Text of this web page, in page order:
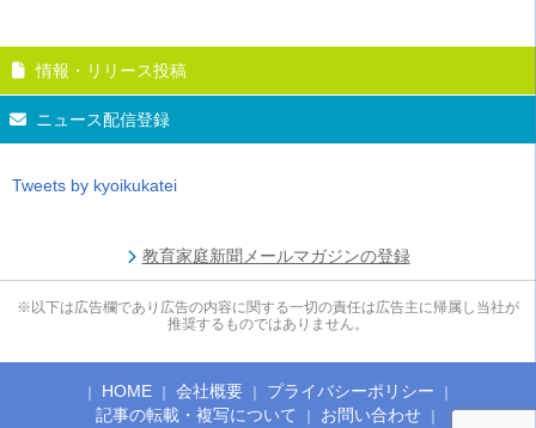
情報・リリース投稿
ニュース配信登録
Tweets by kyoikukatei
教育家庭新聞メールマガジンの登録
※以下は広告欄であり広告の内容に関する一切の責任は広告主に帰属し当社が
推奨するものではありません。
HOME 会社概要
プライバシーポリシー
記事の転載・複写について
お問い合わせ